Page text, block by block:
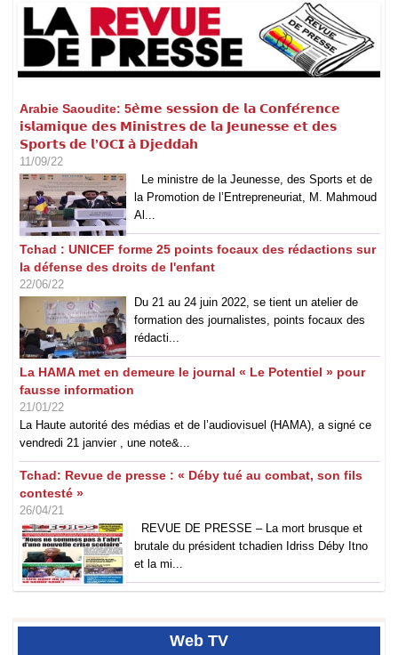
Arabie Saoudite: 5𝗲̀𝗺𝗲 𝘀𝗲𝘀𝘀𝗶𝗼𝗻 𝗱𝗲 𝗹𝗮 𝗖𝗼𝗻𝗳𝗲́𝗿𝗲𝗻𝗰𝗲
𝗶𝘀𝗹𝗮𝗺𝗶𝗾𝘂𝗲 𝗱𝗲𝘀 𝗠𝗶𝗻𝗶𝘀𝘁𝗿𝗲𝘀 𝗱𝗲 𝗹𝗮 𝗝𝗲𝘂𝗻𝗲𝘀𝘀𝗲 𝗲𝘁 𝗱𝗲𝘀
𝗦𝗽𝗼𝗿𝘁𝘀 𝗱𝗲 𝗹’𝗢𝗖𝗜 𝗮̀ 𝗗𝗷𝗲𝗱𝗱𝗮𝗵
11/09/22
Le ministre de la Jeunesse, des Sports et de
la Promotion de l’Entrepreneuriat, M. Mahmoud
Al...
Tchad : UNICEF forme 25 points focaux des rédactions sur
la défense des droits de l'enfant
22/06/22
Du 21 au 24 juin 2022, se tient un atelier de
formation des journalistes, points focaux des
rédacti...
La HAMA met en demeure le journal « Le Potentiel » pour
fausse information
21/01/22
La Haute autorité des médias et de l’audiovisuel (HAMA), a signé ce
vendredi 21 janvier , une note&...
Tchad: Revue de presse : « Déby tué au combat, son fils
contesté »
26/04/21
REVUE DE PRESSE – La mort brusque et
brutale du président tchadien Idriss Déby Itno
et la mi...
Web TV